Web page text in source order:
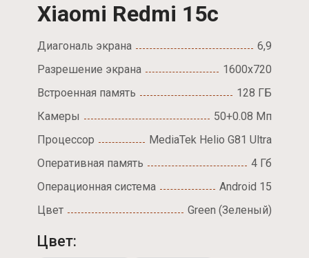
Xiaomi Redmi 15c
Диагональ экрана
6,9
Разрешение экрана
1600x720
Встроенная память
128 ГБ
Камеры
50+0.08 Мп
Процессор
MediaTek Helio G81 Ultra
Оперативная память
4 Гб
Операционная система
Android 15
Цвет
Green (Зеленый)
Цвет: